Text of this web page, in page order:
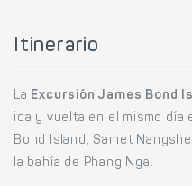
Itinerario
La Excursión James Bond
ida y vuelta en el mismo día
Bond Island, Samet
la bahía de Phang Nga.